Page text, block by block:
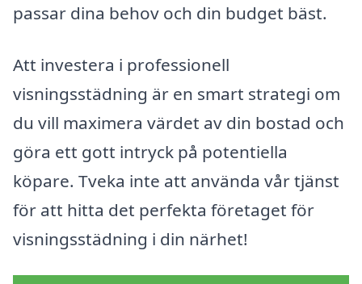
passar dina behov och din budget bäst.
Att investera i professionell
visningsstädning är en smart strategi om
du vill maximera värdet av din bostad och
göra ett gott intryck på potentiella
köpare. Tveka inte att använda vår tjänst
för att hitta det perfekta företaget för
visningsstädning i din närhet!